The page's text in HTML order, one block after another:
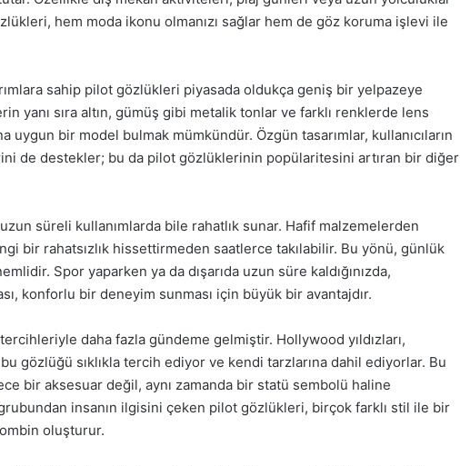
hem moda ikonu olmanızı sağlar hem de göz koruma işlevi ile
sahip pilot gözlükleri piyasada oldukça geniş bir yelpazeye
yanı sıra altın, gümüş gibi metalik tonlar ve farklı renklerde lens
uygun bir model bulmak mümkündür. Özgün tasarımlar, kullanıcıların
de destekler; bu da pilot gözlüklerinin popülaritesini artıran bir diğer
süreli kullanımlarda bile rahatlık sunar. Hafif malzemelerden
bir rahatsızlık hissettirmeden saatlerce takılabilir. Bu yönü, günlük
Spor yaparken ya da dışarıda uzun süre kaldığınızda,
konforlu bir deneyim sunması için büyük bir avantajdır.
daha fazla gündeme gelmiştir. Hollywood yıldızları,
gözlüğü sıklıkla tercih ediyor ve kendi tarzlarına dahil ediyorlar. Bu
bir aksesuar değil, aynı zamanda bir statü sembolü haline
insanın ilgisini çeken pilot gözlükleri, birçok farklı stil ile bir
oluşturur.